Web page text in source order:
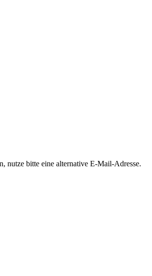
nutze bitte eine alternative E-Mail-Adresse.